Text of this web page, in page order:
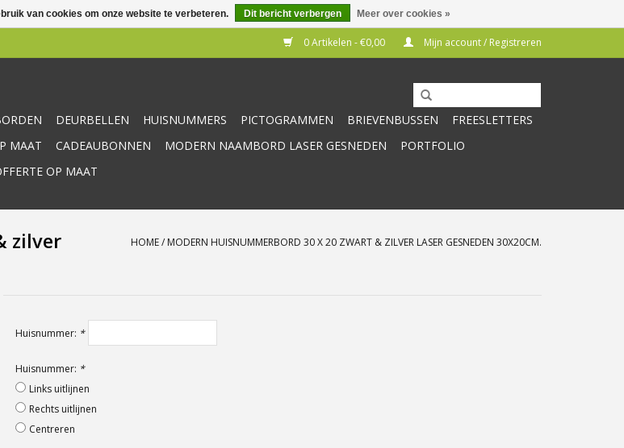
0 Artikelen - €0,00 Mijn account / Registreren
DEURBELLEN HUISNUMMERS PICTOGRAMMEN BRIEVENBUSSEN
FREESLETTERS
MAAT CADEAUBONNEN MODERN NAAMBORD LASER GESNEDEN
PORTFOLIO
OP MAAT
zilver
HOME/ MODERN HUISNUMMERBORD 30 X 20 ZWART & ZILVER LASER GESNEDEN 30X20CM.
Huisnummer: *
Huisnummer: *
Links uitlijnen
Rechts uitlijnen
Centreren
van cookies om onze website te verbeteren. Dit bericht verbergen Meer over cookies »